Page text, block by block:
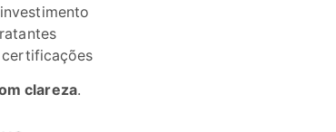
certificações
clareza.